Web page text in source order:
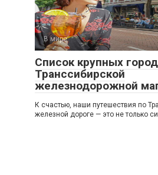
В мире
Список крупных
Транссибирской
железнодорожной
К счастью, наши путешествия по
железной дороге — это не только